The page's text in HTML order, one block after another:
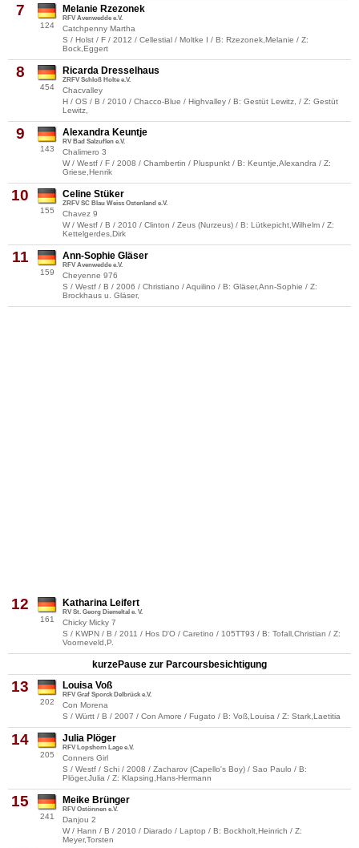
7
124
Melanie Rzezonek
RFV Avenwedde e.V.
Catchpenny Martha
S / Holst / F / 2012 / Cellestial / Moltke I / B: Rzezonek,Melanie / Z:
Bock,Eggert
8
454
Ricarda Dresselhaus
ZRFV Schloß Holte e.V.
Chacvalley
H / OS / B / 2010 / Chacco-Blue / Highvalley / B: Gestüt Lewitz, / Z: Gestüt
Lewitz,
9
143
Alexandra Keuntje
RV Bad Salzuflen e.V.
Chalimero 3
W / Westf / F / 2008 / Chambertin / Pluspunkt / B: Keuntje,Alexandra / Z:
Griese,Henrik
10
155
Celine Stüker
ZRFV SC Blau Weiss Ostenland e.V.
Chavez 9
W / Westf / B / 2010 / Clinton / Zeus (Nurzeus) / B: Lütkepicht,Wilhelm / Z:
Kettelgerdes,Dirk
11
159
Ann-Sophie Gläser
RFV Avenwedde e.V.
Cheyenne 976
S / Westf / B / 2006 / Christiano / Aquilino / B: Gläser,Ann-Sophie / Z:
Brockhaus u. Gläser,
12
161
Katharina Leifert
RV St. Georg Diemeltal e. V.
Chicky Micky 7
S / KWPN / B / 2011 / Hos D'O / Caretino / 105TT93 / B: Tofall,Christian / Z:
Voorneveld,P.
kurzePause zur Parcoursbesichtigung
13
202
Louisa Voß
RFV Graf Sporck Delbrück e.V.
Con Morena
S / Württ / B / 2007 / Con Amore / Fugato / B: Voß,Louisa / Z: Stark,Laetitia
14
205
Julia Plöger
RFV Lopshorn Lage e.V.
Conners Girl
S / Westf / Schi / 2008 / Zacharov (Capello's Boy) / Sao Paulo / B:
Plöger,Julia / Z: Klapsing,Hans-Hermann
15
241
Meike Brünger
RFV Ostönnen e.V.
Danjou 2
W / Hann / B / 2010 / Diarado / Laptop / B: Bockholt,Heinrich / Z:
Meyer,Torsten